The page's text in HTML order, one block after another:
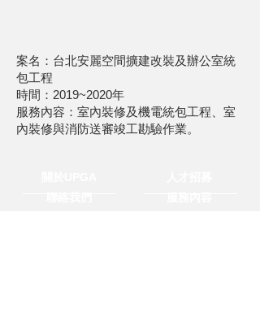
案名：台北安麗空間擴建改裝及辦公室統
包工程
時間：2019~2020年
服務內容：室內裝修及機電統包工程、室
內裝修與消防送審竣工勘驗作業。